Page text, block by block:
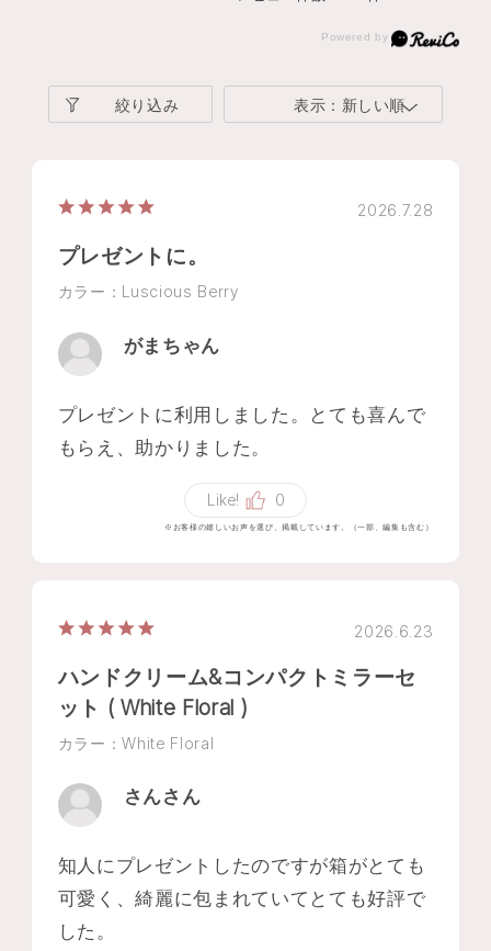
絞り込み 表示：新しい順
2026.7.28
プレゼントに。
カラー：Luscious Berry
がまちゃん
プレゼントに利用しました。とても喜んで
もらえ、助かりました。
Like! 0
※お客様の嬉しいお声を選び、掲載しています。（一部、編集も含む）
2026.6.23
ハンドクリーム&コンパクトミラーセ
ット ( White Floral )
カラー：White Floral
さんさん
知人にプレゼントしたのですが箱がとても
可愛く、綺麗に包まれていてとても好評で
した。